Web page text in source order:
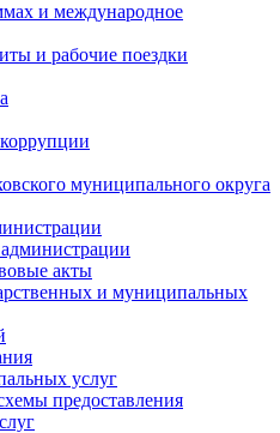
и международное
и рабочие поездки
муниципального округа
акты
и муниципальных
услуг
предоставления